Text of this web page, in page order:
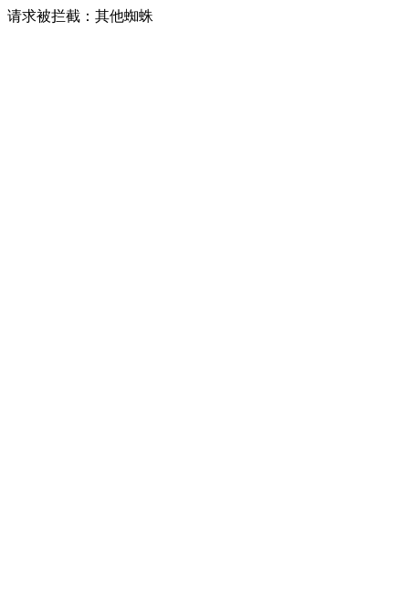
请求被拦截：其他蜘蛛